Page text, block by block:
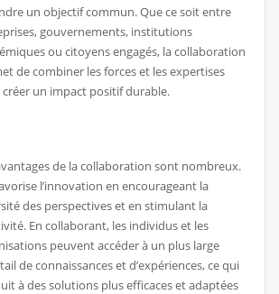
un objectif commun. Que ce soit entre
gouvernements, institutions
ou citoyens engagés, la collaboration
de combiner les forces et les expertises
un impact positif durable.
de la collaboration sont nombreux.
l’innovation en encourageant la
des perspectives et en stimulant la
En collaborant, les individus et les
peuvent accéder à un plus large
de connaissances et d’expériences, ce qui
à des solutions plus efficaces et adaptées